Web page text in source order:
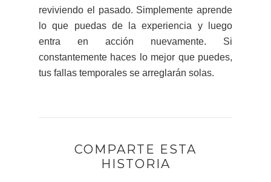
reviviendo el pasado. Simplemente aprende
lo que puedas de la experiencia y luego
entra en acción nuevamente. Si
constantemente haces lo mejor que puedes,
tus fallas temporales se arreglarán solas.
COMPARTE ESTA
HISTORIA